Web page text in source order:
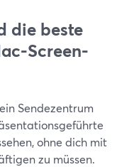
die beste
Screen-
Sendezentrum
ohne dich mit
zu müssen.